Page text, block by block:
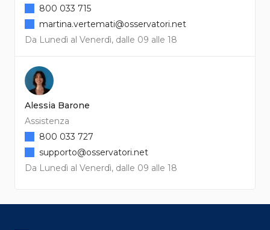
Da Lunedì al Venerdì, dalle 09 alle 18
800 033 715
martina.vertemati@osservatori.net
Alessia Barone
Assistenza
Da Lunedì al Venerdì, dalle 09 alle 18
800 033 727
supporto@osservatori.net